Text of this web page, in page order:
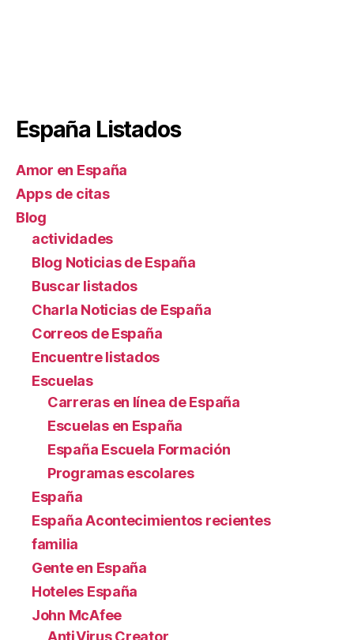
España Listados
Amor en España
Apps de citas
Blog
actividades
Blog Noticias de España
Buscar listados
Charla Noticias de España
Correos de España
Encuentre listados
Escuelas
Carreras en línea de España
Escuelas en España
España Escuela Formación
Programas escolares
España
España Acontecimientos recientes
familia
Gente en España
Hoteles España
John McAfee